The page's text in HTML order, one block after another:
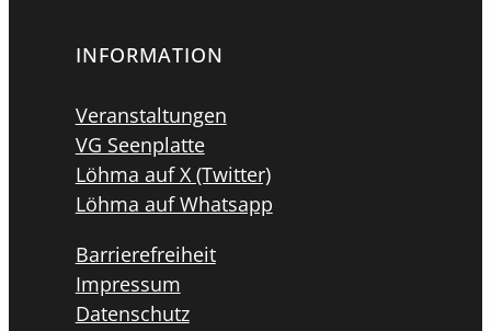
INFORMATION
Veranstaltungen
VG Seenplatte
Löhma auf X (Twitter)
Löhma auf Whatsapp
Barrierefreiheit
Impressum
Datenschutz